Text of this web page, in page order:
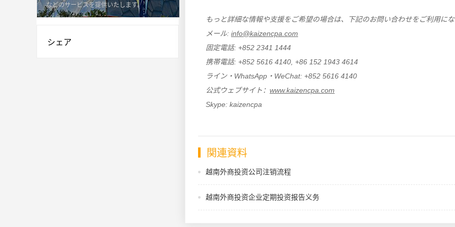
などのサービスを提供いたします。
シェア
もっと詳細な情報や支援をご希望の場合は、下記のお問い合わせをご利用にな
メール: info@kaizencpa.com
固定電話: +852 2341 1444
携帯電話: +852 5616 4140, +86 152 1943 4614
ライン・WhatsApp・WeChat: +852 5616 4140
公式ウェブサイト： www.kaizencpa.com
Skype: kaizencpa
関連資料
越南外商投资公司注销流程
越南外商投资企业定期投资报告义务